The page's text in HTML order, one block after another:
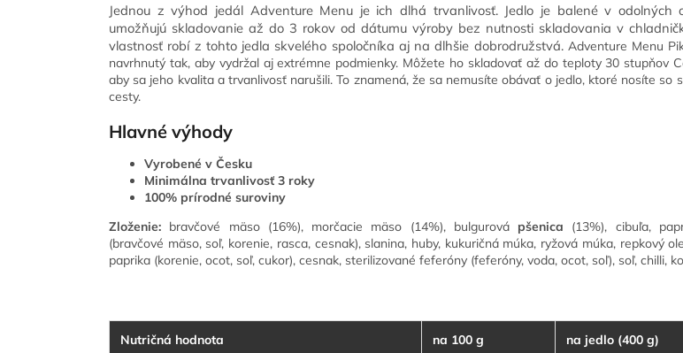
Jednou z výhod jedál Adventure Menu je ich dlhá trvanlivosť. Jedlo je balené v odolných
umožňujú skladovanie až do 3 rokov od dátumu výroby bez nutnosti skladovania v
vlastnosť robí z tohto jedla skvelého spoločníka aj na dlhšie dobrodružstvá. Adventure Menu
navrhnutý tak, aby vydržal aj extrémne podmienky. Môžete ho skladovať až do teploty 30 stupňov
aby sa jeho kvalita a trvanlivosť narušili. To znamená, že sa nemusíte obávať o jedlo, ktoré nosíte so
cesty.
Hlavné výhody
Vyrobené v Česku
Minimálna trvanlivosť 3 roky
100% prírodné suroviny
Zloženie: bravčové mäso (16%), morčacie mäso (14%), bulgurová pšenica (13%), cibuľa,
(bravčové mäso, soľ, korenie, rasca, cesnak), slanina, huby, kukuričná múka, ryžová múka, repkový
paprika (korenie, ocot, soľ, cukor), cesnak, sterilizované feferóny (feferóny, voda, ocot, soľ), soľ, chilli,
Nutričná hodnota na 100 g na jedlo (400 g)